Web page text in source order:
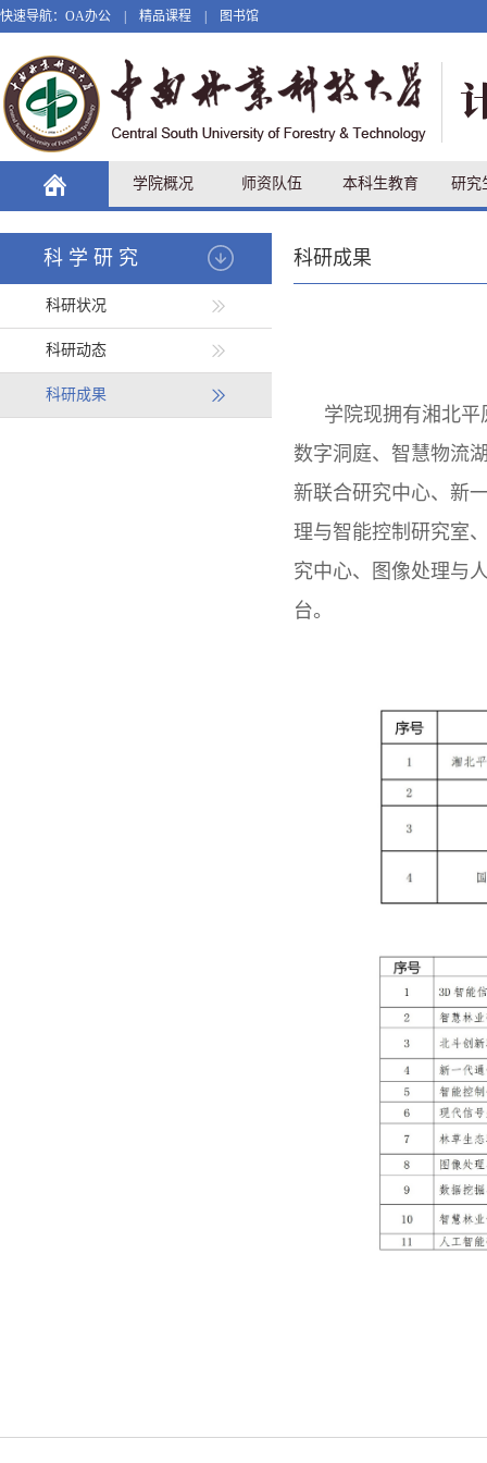
快速导航： OA办公 精品课程 图书馆
学院概况 师资队伍 本科生教育 研究
科学研究
科研状况
科研动态
科研成果
科研成果
学院现拥有湘北
数字洞庭、智慧物流
新联合研究中心、新
理与智能控制研究室
究中心、图像处理与
台。